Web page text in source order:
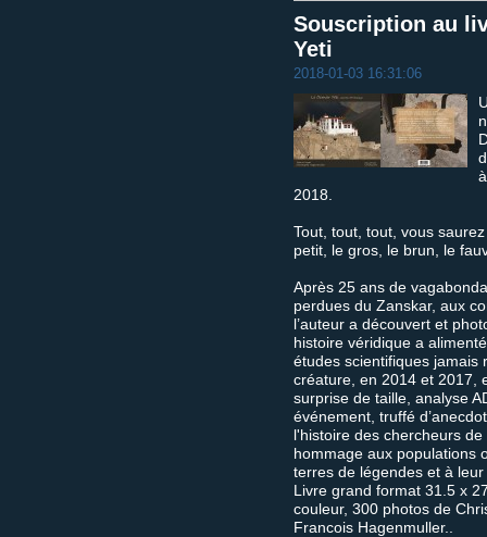
Souscription au
Yeti
2018-01-03 16:31:06
2018.
Tout, tout, tout, vous
petit, le gros, le brun, le
Après 25 ans de
perdues du Zanskar, aux
l’auteur a découvert et
histoire véridique a
études scientifiques jamais
créature, en 2014 et 2017,
surprise de taille, analyse
événement, truffé
l'histoire des chercheurs
hommage aux populations
terres de légendes et à
Livre grand format 31.5 x
couleur, 300 photos de
Francois Hagenmuller..